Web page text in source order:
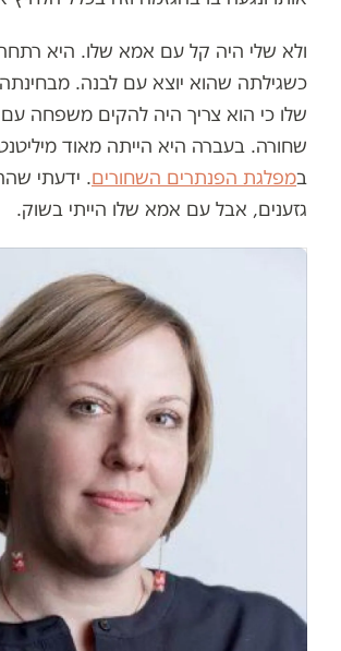
ולא שלי היה קל עם אמא שלו. היא
כשגילתה שהוא יוצא עם לבנה.
שלו כי הוא צריך היה להקים משפחה עם
שחורה. בעברה היא הייתה מאוד
במפלגת הפנתרים השחורים. ידעתי
גזענים, אבל עם אמא שלו הייתי בשוק.